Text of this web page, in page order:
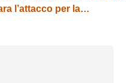
l’attacco per la